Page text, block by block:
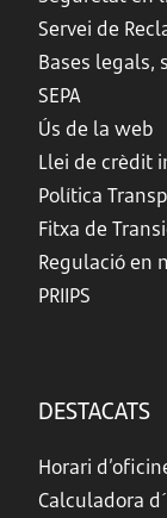
Servei de
Bases legals,
SEPA
Ús de la web
Llei de crèdit
Política
Fitxa de
Regulació en
PRIIPS
DESTACATS
Horari
Calculadora